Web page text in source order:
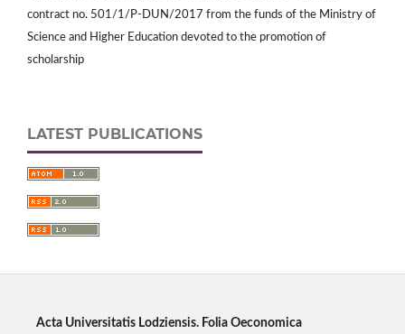
contract no. 501/1/P-DUN/2017 from the funds of the Ministry of
Science and Higher Education devoted to the promotion of
scholarship
LATEST PUBLICATIONS
Acta Universitatis Lodziensis. Folia Oeconomica